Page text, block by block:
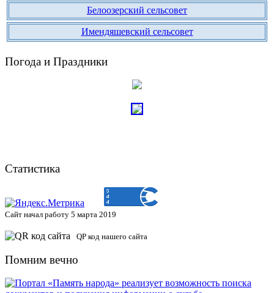
Белоозерский сельсовет
Имендяшевский сельсовет
Погода и Праздники
Статистика
Сайт начал работу 5 марта 2019
QP код нашего сайта
Помним вечно